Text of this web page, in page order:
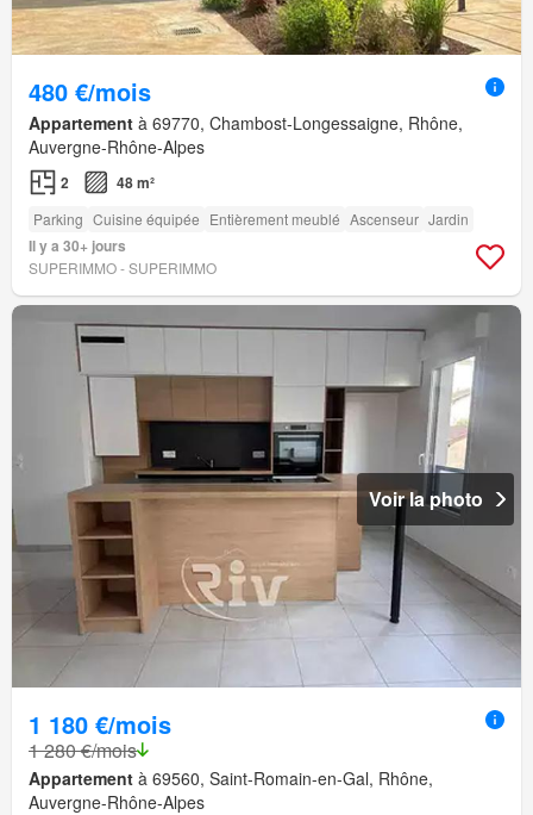
480 €/mois
Appartement à 69770, Chambost-Longessaigne, Rhône,
Auvergne-Rhône-Alpes
2 48 m²
Parking Cuisine équipée Entièrement meublé Ascenseur Jardin
Il y a 30+ jours
SUPERIMMO - SUPERIMMO
Voir la photo
1 180 €/mois
1 280 €/mois
Appartement à 69560, Saint-Romain-en-Gal, Rhône,
Auvergne-Rhône-Alpes